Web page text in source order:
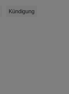
Kündigung